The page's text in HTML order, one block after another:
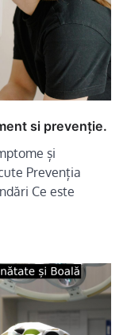
si prevenție.
și
Prevenția
Ce este